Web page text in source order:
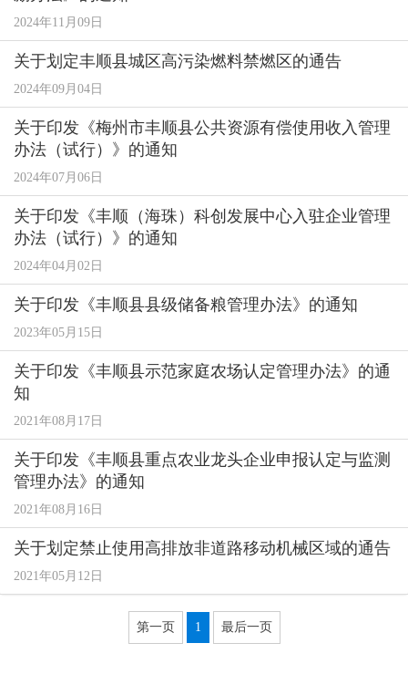
2024年11月09日
关于划定丰顺县城区高污染燃料禁燃区的通告
2024年09月04日
关于印发《梅州市丰顺县公共资源有偿使用收入管理
办法（试行）》的通知
2024年07月06日
关于印发《丰顺（海珠）科创发展中心入驻企业管理
办法（试行）》的通知
2024年04月02日
关于印发《丰顺县县级储备粮管理办法》的通知
2023年05月15日
关于印发《丰顺县示范家庭农场认定管理办法》的通
知
2021年08月17日
关于印发《丰顺县重点农业龙头企业申报认定与监测
管理办法》的通知
2021年08月16日
关于划定禁止使用高排放非道路移动机械区域的通告
2021年05月12日
第一页 1 最后一页